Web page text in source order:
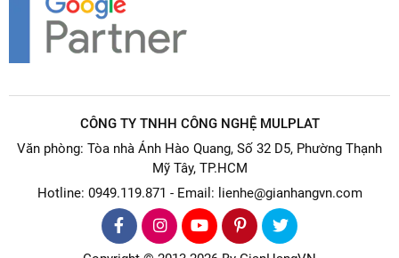
CÔNG TY TNHH CÔNG NGHỆ MULPLAT
Văn phòng: Tòa nhà Ánh Hào Quang, Số 32 D5, Phường Thạnh
Mỹ Tây, TP.HCM
Hotline: 0949.119.871 - Email: lienhe@gianhangvn.com